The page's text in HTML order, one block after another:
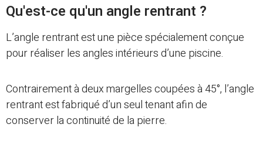
Qu'est-ce qu'un angle rentrant ?
L’angle rentrant est une pièce spécialement conçue
pour réaliser les angles intérieurs d’une piscine.
Contrairement à deux margelles coupées à 45°, l’angle
rentrant est fabriqué d’un seul tenant afin de
conserver la continuité de la pierre.